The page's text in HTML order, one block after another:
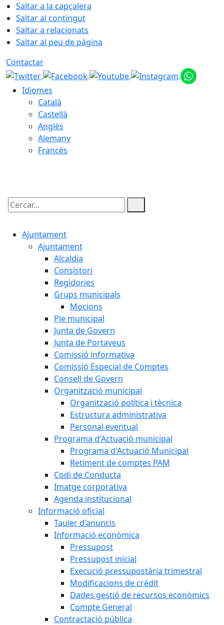
Saltar a la capçalera
Saltar al contingut
Saltar a relacionats
Saltar al peu de pàgina
Contactar
Idiomes
Català
Castellà
Anglès
Alemany
Francès
Cercar:
Ajuntament
Ajuntament
Alcaldia
Consistori
Regidories
Grups municipals
Mocions
Ple municipal
Junta de Govern
Junta de Portaveus
Comissió informativa
Comissió Especial de Comptes
Consell de Govern
Organització municipal
Organització política i tècnica
Estructura administrativa
Personal eventual
Programa d'Actuació municipal
Programa d'Actuació Municipal
Retiment de comptes PAM
Codi de Conducta
Imatge corporativa
Agenda institucional
Informació oficial
Tauler d'anuncis
Informació econòmica
Pressupost
Pressupost inicial
Execució pressupostària trimestral
Modificacions de crèdit
Dades gestió de recursos econòmics
Compte General
Contractació pública